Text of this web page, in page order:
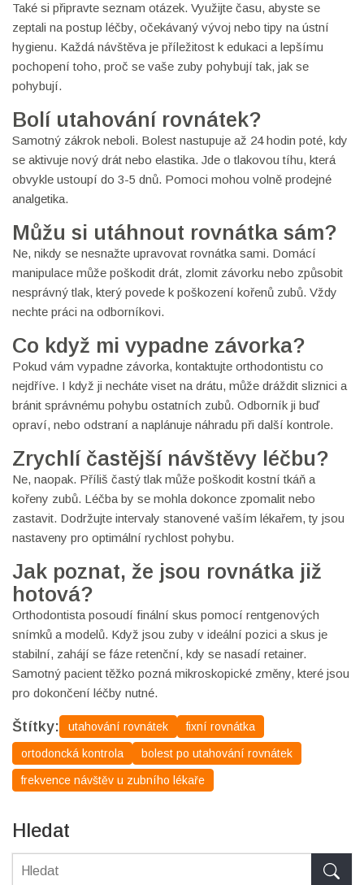
Také si připravte seznam otázek. Využijte času, abyste se
zeptali na postup léčby, očekávaný vývoj nebo tipy na ústní
hygienu. Každá návštěva je příležitost k edukaci a lepšímu
pochopení toho, proč se vaše zuby pohybují tak, jak se
pohybují.
Bolí utahování rovnátek?
Samotný zákrok neboli. Bolest nastupuje až 24 hodin poté, kdy
se aktivuje nový drát nebo elastika. Jde o tlakovou tíhu, která
obvykle ustoupí do 3-5 dnů. Pomoci mohou volně prodejné
analgetika.
Můžu si utáhnout rovnátka sám?
Ne, nikdy se nesnažte upravovat rovnátka sami. Domácí
manipulace může poškodit drát, zlomit závorku nebo způsobit
nesprávný tlak, který povede k poškození kořenů zubů. Vždy
nechte práci na odborníkovi.
Co když mi vypadne závorka?
Pokud vám vypadne závorka, kontaktujte orthodontistu co
nejdříve. I když ji necháte viset na drátu, může dráždit sliznici a
bránit správnému pohybu ostatních zubů. Odborník ji buď
opraví, nebo odstraní a naplánuje náhradu při další kontrole.
Zrychlí častější návštěvy léčbu?
Ne, naopak. Příliš častý tlak může poškodit kostní tkáň a
kořeny zubů. Léčba by se mohla dokonce zpomalit nebo
zastavit. Dodržujte intervaly stanovené vaším lékařem, ty jsou
nastaveny pro optimální rychlost pohybu.
Jak poznat, že jsou rovnátka již
hotová?
Orthodontista posoudí finální skus pomocí rentgenových
snímků a modelů. Když jsou zuby v ideální pozici a skus je
stabilní, zahájí se fáze retenční, kdy se nasadí retainer.
Samotný pacient těžko pozná mikroskopické změny, které jsou
pro dokončení léčby nutné.
Štítky: utahování rovnátek fixní rovnátka
ortodoncká kontrola bolest po utahování rovnátek
frekvence návštěv u zubního lékaře
Hledat